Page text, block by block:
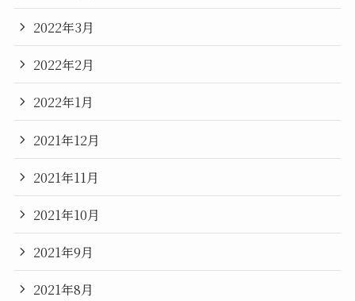
2022年3月
2022年2月
2022年1月
2021年12月
2021年11月
2021年10月
2021年9月
2021年8月